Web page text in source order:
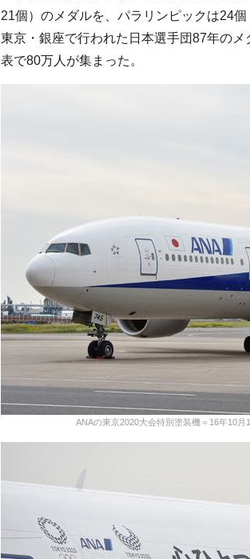
21個）のメダルを、パラリンピックは24
東京・銀座で行われた日本選手団87年の
表で80万人が集まった。
ANAの東京2020大会特別塗装機＝16年10